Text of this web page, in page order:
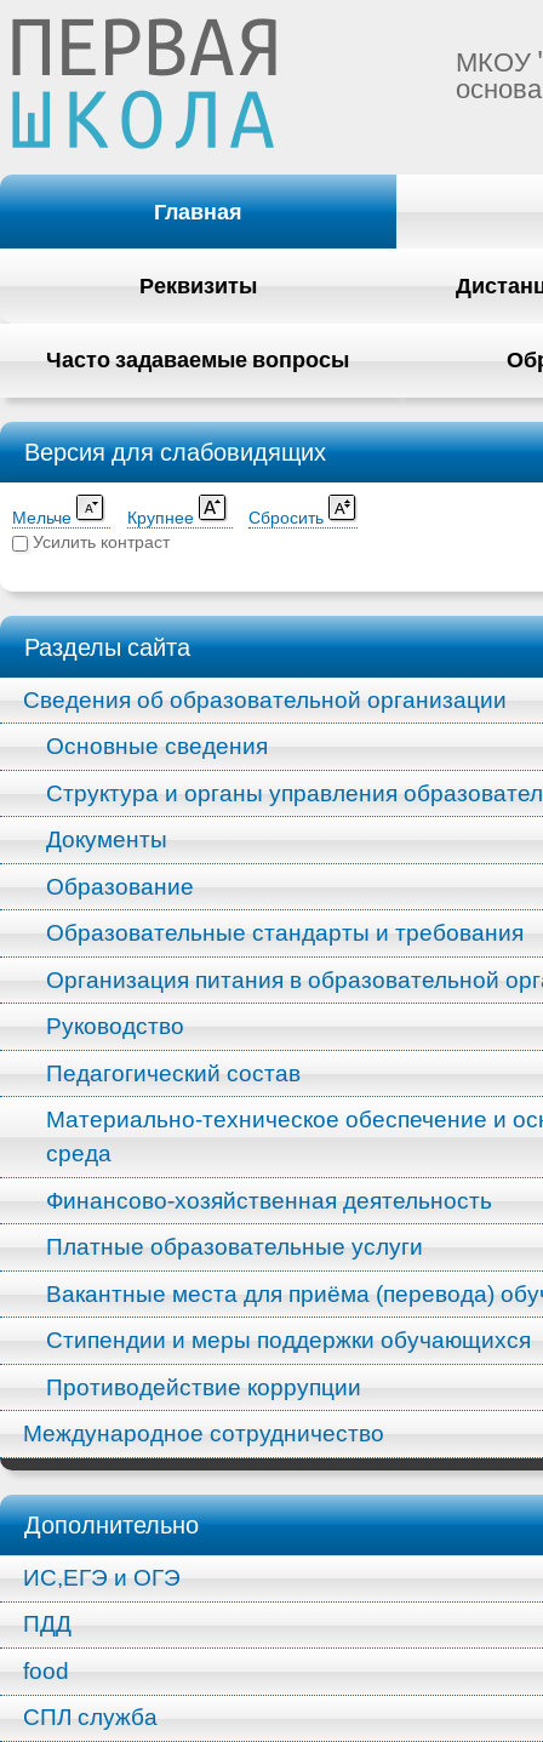
МКОУ
Главная
Реквизиты
Часто задаваемые вопросы
Версия для слабовидящих
Мельче Крупнее
Сбросить
Усилить контраст
Разделы сайта
Сведения об образовательной организации
Основные сведения
Структура и органы управления
Документы
Образование
Образовательные стандарты и требования
Организация питания в образовательной
Руководство
Педагогический состав
Материально-техническое обеспечение и
среда
Финансово-хозяйственная деятельность
Платные образовательные услуги
Вакантные места для приёма (перевода)
Стипендии и меры поддержки обучающихся
Противодействие коррупции
Международное сотрудничество
Дополнительно
ИС,ЕГЭ и ОГЭ
ПДД
food
СПЛ служба